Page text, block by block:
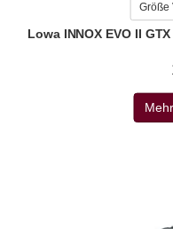
Größe
Lowa INNOX EVO II